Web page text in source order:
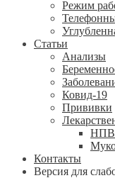
Режим
Статьи
Анализы
Ковид-19
Прививки
Контакты
Версия для